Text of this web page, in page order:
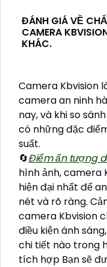
ĐÁNH GIÁ VỀ
CAMERA
KHÁC.
Camera Kbvision
camera an ninh
nay, và khi so
có những đặc
suất.
🔄Điểm ấn tượng
hình ảnh, camera
hiện đại nhất để
nét và rõ ràng.
camera Kbvision
điều kiện ánh sáng,
chi tiết nào trong
tích hợp Bạn sẽ